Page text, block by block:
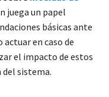
juega un papel
básicas ante
en caso de
el impacto de estos
sistema.